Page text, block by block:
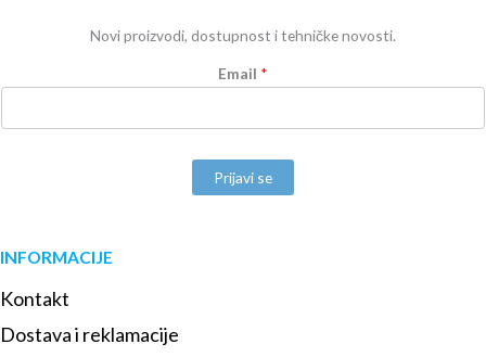
Novi proizvodi, dostupnost i tehničke novosti.
Email *
Prijavi se
INFORMACIJE
Kontakt
Dostava i reklamacije